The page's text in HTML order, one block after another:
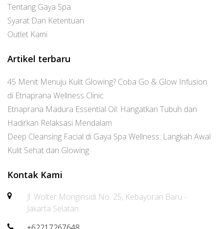
Tentang Gaya Spa
Syarat Dan Ketentuan
Outlet Kami
Artikel terbaru
45 Menit Menuju Kulit Glowing? Coba Go & Glow Infusion
di Etnaprana Wellness Clinic
Etnaprana Madura Essential Oil: Hangatkan Tubuh dan
Hadirkan Relaksasi Mendalam
Deep Cleansing Facial di Gaya Spa Wellness: Langkah Awal
Kulit Sehat dan Glowing
Kontak Kami
Jl. Wolter Monginsidi No. 25, Kebayoran Baru -
Jakarta Selatan